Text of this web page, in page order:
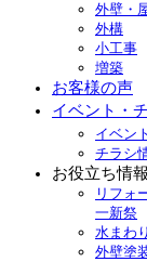
外壁・
外構
小工事
増築
お客様の声
イベント・
イベン
チラシ
お役立ち情報
リフォ
一新祭
水まわ
外壁塗